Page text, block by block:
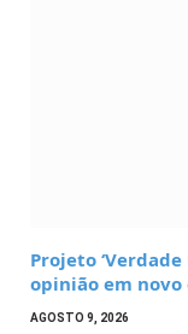
Projeto
opinião em novo
AGOSTO 9, 2026